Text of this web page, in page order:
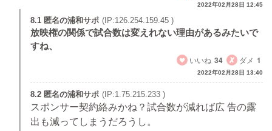
2022年02月28日 12:45
8.1 匿名の浦和サポ (IP:126.254.159.45 )
放映権の関係で試合数は変えれない理由があるみたいで
すね、
いいね 34 ダメ 1
2022年02月28日 13:40
8.2 匿名の浦和サポ (IP:1.75.215.233 )
スポンサー契約絡みかね？試合数が減れば広 告の露
出も減ってしまうだろうし。